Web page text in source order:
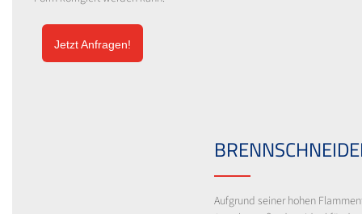
Jetzt Anfragen!
Aufgrund seiner hohen